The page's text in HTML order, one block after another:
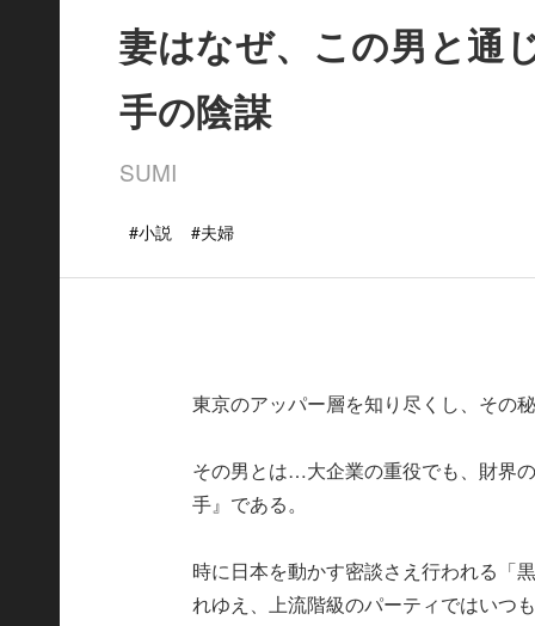
妻はなぜ、この男と通
手の陰謀
SUMI
#小説 #夫婦
東京のアッパー層を知り尽くし、その
その男とは…大企業の重役でも、財界
手』である。
時に日本を動かす密談さえ行われる「
れゆえ、上流階級のパーティではいつ